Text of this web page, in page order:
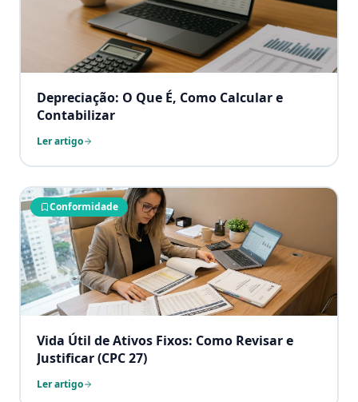
Depreciação: O Que É, Como Calcular e
Contabilizar
Ler artigo
Conformidade
Vida Útil de Ativos Fixos: Como Revisar e
Justificar (CPC 27)
Ler artigo